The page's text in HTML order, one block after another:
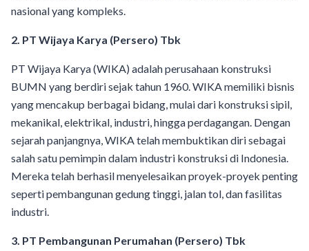
nasional yang kompleks.
2. PT Wijaya Karya (Persero) Tbk
PT Wijaya Karya (WIKA) adalah perusahaan konstruksi
BUMN yang berdiri sejak tahun 1960. WIKA memiliki bisnis
yang mencakup berbagai bidang, mulai dari konstruksi sipil,
mekanikal, elektrikal, industri, hingga perdagangan. Dengan
sejarah panjangnya, WIKA telah membuktikan diri sebagai
salah satu pemimpin dalam industri konstruksi di Indonesia.
Mereka telah berhasil menyelesaikan proyek-proyek penting
seperti pembangunan gedung tinggi, jalan tol, dan fasilitas
industri.
3. PT Pembangunan Perumahan (Persero) Tbk